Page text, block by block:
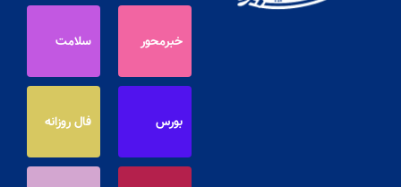
خبرمحور سلامت
بورس فال روزانه